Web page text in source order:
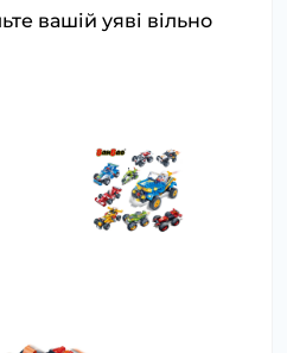
вашій уяві вільно